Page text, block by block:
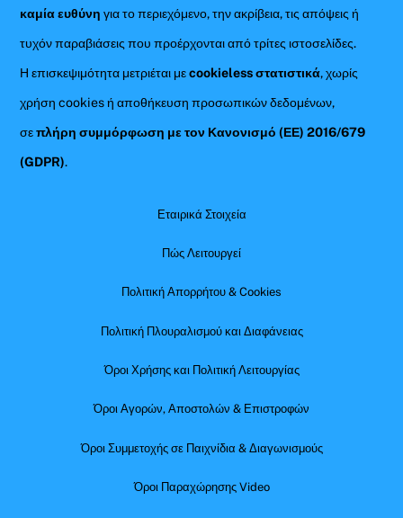
καμία ευθύνη για το περιεχόμενο, την ακρίβεια, τις απόψεις ή
τυχόν παραβιάσεις που προέρχονται από τρίτες ιστοσελίδες.
Η επισκεψιμότητα μετριέται μεcookieless στατιστικά, χωρίς
χρήση cookies ή αποθήκευση προσωπικών δεδομένων,
σεπλήρη συμμόρφωση με τον Κανονισμό (ΕΕ) 2016/679
(GDPR).
Εταιρικά Στοιχεία
Πώς Λειτουργεί
Πολιτική Απορρήτου & Cookies
Πολιτική Πλουραλισμού και Διαφάνειας
Όροι Χρήσης και Πολιτική Λειτουργίας
Όροι Αγορών, Αποστολών & Επιστροφών
Όροι Συμμετοχής σε Παιχνίδια & Διαγωνισμούς
Όροι Παραχώρησης Video